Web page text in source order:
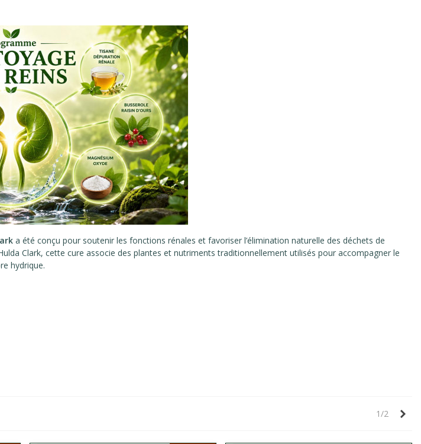
a été conçu pour soutenir les fonctions rénales et favoriser l’élimination naturelle des déchets de
Clark, cette cure associe des plantes et nutriments traditionnellement utilisés pour accompagner le
hydrique.
1/2